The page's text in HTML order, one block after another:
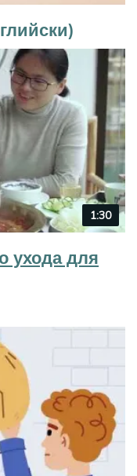
Video
duration
1:30
ухода для